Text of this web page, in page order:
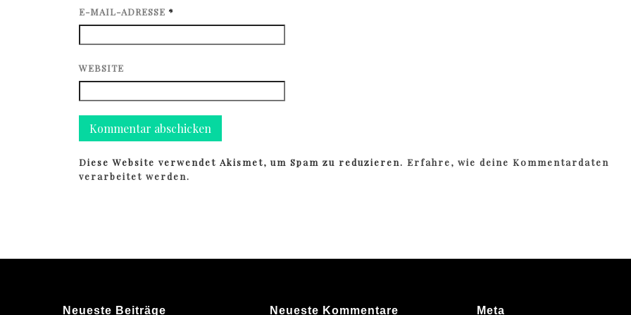
E-MAIL-ADRESSE *
WEBSITE
Diese Website verwendet Akismet, um Spam zu reduzieren.Erfahre, wie deine Kommentardaten
verarbeitet werden.
Neueste Beiträge Neueste Kommentare Meta